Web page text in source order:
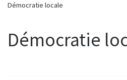
Démocratie locale
Démocratie